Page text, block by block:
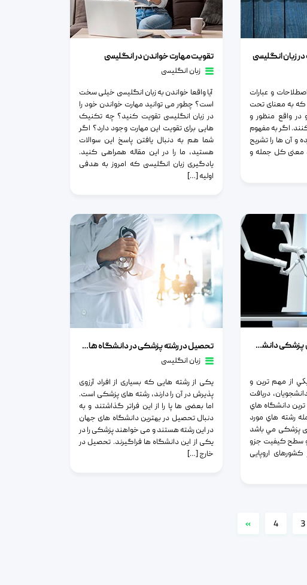
زبان انگلیسی
اصطلاحات و عبارات
که به معنای تحت
در واقع منظور و
اگر به مفهوم
و آن ها را تشریح
معنی کل جمله و
تقویت مهارت خواندن در انگلیسی
زبان انگلیسی
آیا واقعا خواندن به زبان انگلیسی خیلی سخت
است؟ چطور می توانید مهارت خواندن خود را
در زبان انگلیسی تقویت کنید؟ چه تکنیک
هایی برای تقویت این مهارت وجود دارد؟ اگر
شما هم به دنبال یافتن پاسخ این سوالات
هستید، ما را در این مقاله همراهی کنید.
یادگیری زبان انگلیسی که امروز به هدفی
اولیه […]
تحصیل در رشته مهندسی پزشکی دانشگاه کمبریج
از مهم ترين و
دريافت
ترين دانشگاه هاي
رشته هاي مورد
پزشکی مي باشد
و سطح کیفیت جزو
اروپایی
تحصیل در رشته پزشکی در دانشگاه هاروارد
زبان انگلیسی
یکی از رشته هایی که بسیاری از افراد آرزوی
پذیرش در آن را دارند، رشته های پزشکی است.
اما بعضی ها پا را از این فراتر گذاشتند و به
دنبال تحصیل در بهترین دانشگاه های جهان
در این رشته هستند و می خواهند پزشکی را در
یکی از این دانشگاه ها فراگیرند. تحصیل در
خارج […]
3
4
»